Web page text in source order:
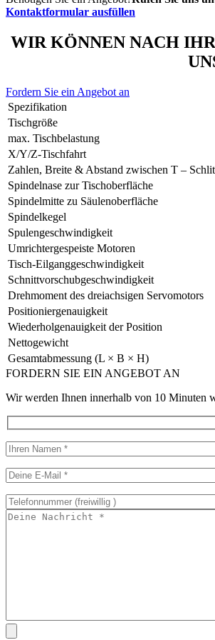
Kontaktformular ausfüllen
WIR KÖNNEN NACH
Fordern Sie ein Angebot an
Spezifikation
Tischgröße
max. Tischbelastung
X/Y/Z-Tischfahrt
Zahlen, Breite & Abstand zwischen T –
Spindelnase zur Tischoberfläche
Spindelmitte zu Säulenoberfläche
Spindelkegel
Spulengeschwindigkeit
Umrichtergespeiste Motoren
Tisch-Eilganggeschwindigkeit
Schnittvorschubgeschwindigkeit
Drehmoment des dreiachsigen Servomotors
Positioniergenauigkeit
Wiederholgenauigkeit der Position
Nettogewicht
Gesamtabmessung (L × B × H)
FORDERN SIE EIN ANGEBOT AN
Wir werden Ihnen innerhalb von 10 Minuten